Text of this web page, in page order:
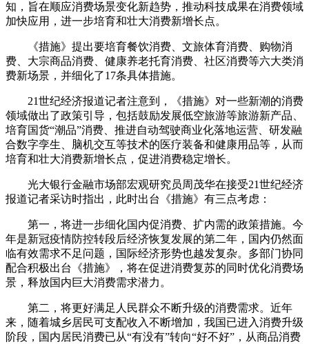
知，旨在顺应消费场景变化新趋势，推动科技成果在消费领域
加快应用，进一步培育和壮大消费新增长点。
《措施》提出要培育餐饮消费、文旅体育消费、购物消
费、大宗商品消费、健康养老托育消费、社区消费等六大类消
费新场景，并细化了17条具体措施。
21世纪经济报道记者注意到，《措施》对一些新潮的消费
领域做出了政策引导，包括鼓励发展低空旅游等旅游新产品、
培育国货“潮品”消费、推进自动驾驶商业化落地运营、研发融
合数字孪生、脑机交互等技术的医疗装备和健康用品等，从而
培育和壮大消费新增长点，促进消费稳定增长。
光大银行金融市场部宏观研究员周茂华在接受21世纪经济
报道记者采访时指出，此时出台《措施》有三点考虑：
第一，将进一步细化国内促消费、扩内需的政策措施。今
年是新冠疫情防控转段后经济恢复发展的第二年，国内仍然面
临有效需求不足问题，国际经济形势也越发复杂。多部门协同
配合积极出台《措施》，将在促进消费复苏的同时优化消费场
景，释放国内巨大消费需求潜力。
第二，将更好满足人民群众不断升级的消费需求。近年
来，随着城乡居民可支配收入不断增加，我国已进入消费升级
阶段，国内居民消费已从“有没有”转向“好不好”，从商品消费